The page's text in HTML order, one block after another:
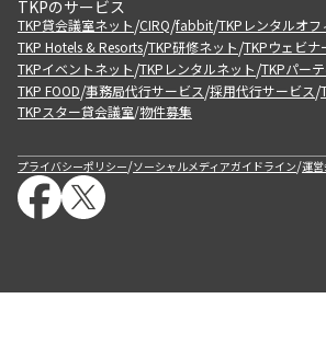
TKPのサービス
TKP貸会議室ネット/CIRQ/fabbit/TKPレンタルオフ
TKP Hotels & Resorts/TKP研修ネット/TKPウェビナ
TKPイベントネット/TKPレンタルネット/TKPパー
TKP FOOD/事務局代行サービス/採用代行サービス/
TKPスター貸会議室/物件募集
プライバシーポリシー/ソーシャルメディアガイドライン/運営